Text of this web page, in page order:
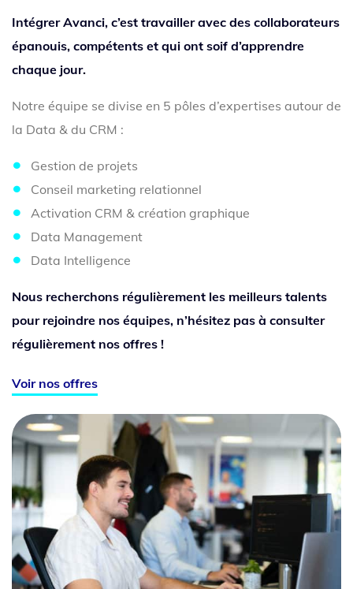
Intégrer Avanci, c’est travailler avec des collaborateurs
épanouis, compétents et qui ont soif d’apprendre
chaque jour.
Notre équipe se divise en 5 pôles d’expertises autour de
la Data & du CRM :
Gestion de projets
Conseil marketing relationnel
Activation CRM & création graphique
Data Management
Data Intelligence
Nous recherchons régulièrement les meilleurs talents
pour rejoindre nos équipes, n’hésitez pas à consulter
régulièrement nos offres !
Voir nos offres